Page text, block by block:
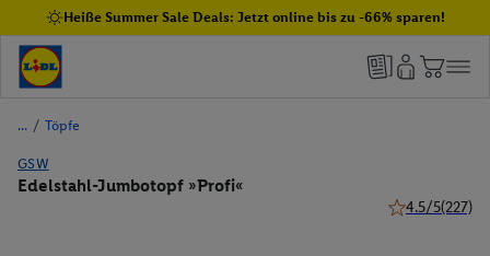
Heiße Summer Sale Deals: Jetzt online bis zu -66% sparen!
/ Töpfe
GSW
Edelstahl-Jumbotopf »Profi«
4.5/5(227)